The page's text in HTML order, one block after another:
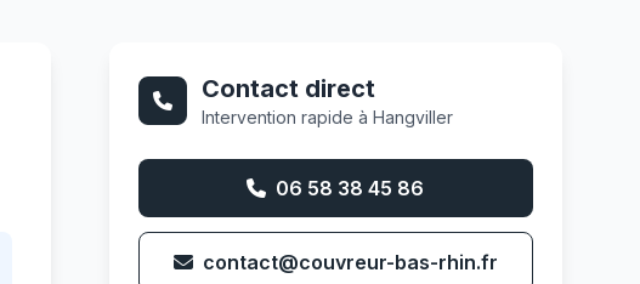
Contact direct
Intervention rapide à Hangviller
06 58 38 45 86
contact@couvreur-bas-rhin.fr